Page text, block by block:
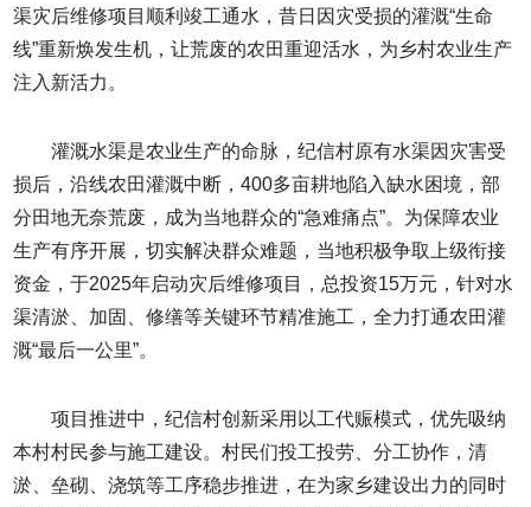
渠灾后维修项目顺利竣工通水，昔日因灾受损的灌溉“生命
线”重新焕发生机，让荒废的农田重迎活水，为乡村农业生产
注入新活力。
灌溉水渠是农业生产的命脉，纪信村原有水渠因灾害受
损后，沿线农田灌溉中断，400多亩耕地陷入缺水困境，部
分田地无奈荒废，成为当地群众的“急难痛点”。为保障农业
生产有序开展，切实解决群众难题，当地积极争取上级衔接
资金，于2025年启动灾后维修项目，总投资15万元，针对水
渠清淤、加固、修缮等关键环节精准施工，全力打通农田灌
溉“最后一公里”。
项目推进中，纪信村创新采用以工代赈模式，优先吸纳
本村村民参与施工建设。村民们投工投劳、分工协作，清
淤、垒砌、浇筑等工序稳步推进，在为家乡建设出力的同时